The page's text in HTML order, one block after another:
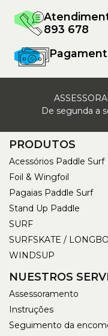
893 678
De segunda a
PRODUTOS
Acessórios Paddle Surf
Foil & Wingfoil
Pagaias Paddle Surf
Stand Up Paddle
SURF
SURFSKATE /
WINDSUP
NUESTROS
Assessoramento
Instruções
Seguimento da